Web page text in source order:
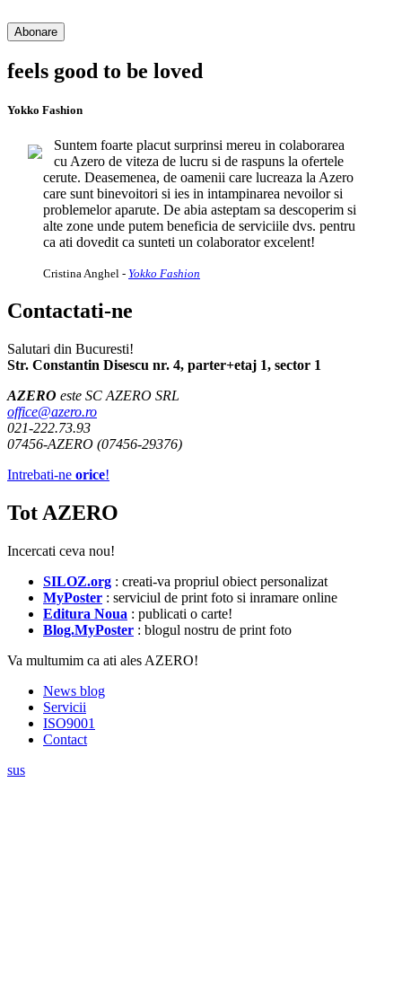
feels good to be loved
Yokko Fashion
Suntem foarte placut surprinsi mereu in colaborarea
cu Azero de viteza de lucru si de raspuns la ofertele
cerute. Deasemenea, de oamenii care lucreaza la Azero
care sunt binevoitori si ies in intampinarea nevoilor si
problemelor aparute. De abia asteptam sa descoperim si
alte zone unde putem beneficia de serviciile dvs. pentru
ca ati dovedit ca sunteti un colaborator excelent!
Cristina Anghel - Yokko Fashion
Contactati-ne
Salutari din Bucuresti!
Str. Constantin Disescu nr. 4, parter+etaj 1, sector 1
AZERO este SC AZERO SRL
office@azero.ro
021-222.73.93
07456-AZERO (07456-29376)
Intrebati-ne orice!
Tot AZERO
Incercati ceva nou!
SILOZ.org : creati-va propriul obiect personalizat
MyPoster : serviciul de print foto si inramare online
Editura Noua : publicati o carte!
Blog.MyPoster : blogul nostru de print foto
Va multumim ca ati ales AZERO!
News blog
Servicii
ISO9001
Contact
sus